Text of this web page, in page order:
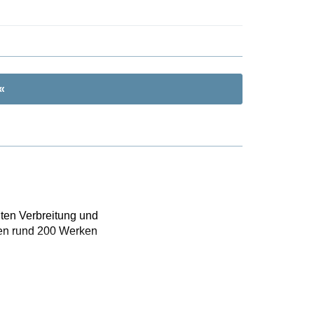
Verbreitung und
rund 200 Werken